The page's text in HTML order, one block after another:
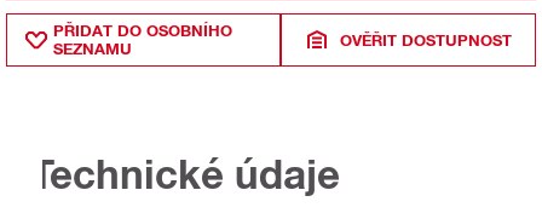
PŘIDAT DO OSOBNÍHO
SEZNAMU
OVĚŘIT DOSTUPNOST
Technické údaje